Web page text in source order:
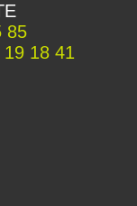
todos en
puede
enviarnos
o
85
18 41